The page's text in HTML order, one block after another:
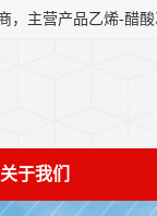
关于我们